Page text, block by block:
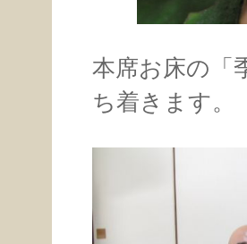
本席お床の「
ち着きます。